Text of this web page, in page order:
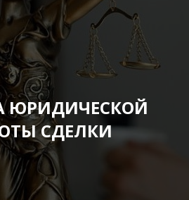
ЮРИДИЧЕСКОЙ
СДЕЛКИ